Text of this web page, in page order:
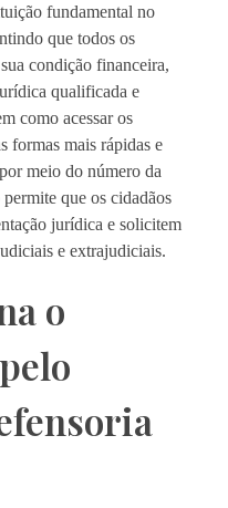
fundamental no
que todos os
condição financeira,
qualificada e
como acessar os
formas mais rápidas e
meio do número da
que os cidadãos
jurídica e solicitem
e extrajudiciais.
o